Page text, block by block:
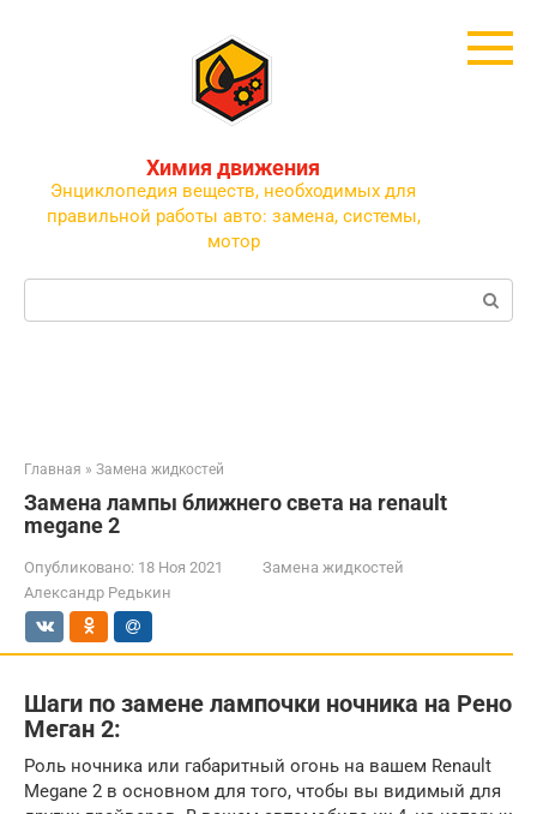
Химия движения
Энциклопедия веществ, необходимых для
правильной работы авто: замена, системы,
мотор
Поиск:
Главная » Замена жидкостей
Замена лампы ближнего света на renault
megane 2
Опубликовано: 18 Ноя 2021
Замена жидкостей
Александр Редькин
Шаги по замене лампочки ночника на Рено
Меган 2:
Роль ночника или габаритный огонь на вашем Renault
Megane 2 в основном для того, чтобы вы видимый для